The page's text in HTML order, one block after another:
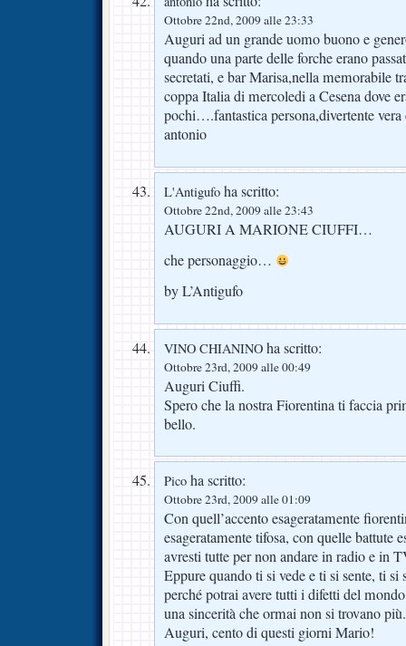
Ottobre 22nd, 2009 alle 23:33
Auguri ad un grande uomo buono e
quando una parte delle forche erano
secretati, e bar Marisa,nella memorabile
coppa Italia di mercoledi a Cesena dove
pochi….fantastica persona,divertente
antonio
L'Antigufo ha scritto:
Ottobre 22nd, 2009 alle 23:43
AUGURI A MARIONE CIUFFI…
che personaggio…
by L’Antigufo
VINO CHIANINO ha scritto:
Ottobre 23rd, 2009 alle 00:49
Auguri Ciuffi.
Spero che la nostra Fiorentina ti faccia
bello.
Pico ha scritto:
Ottobre 23rd, 2009 alle 01:09
Con quell’accento esageratamente
esageratamente tifosa, con quelle battute
avresti tutte per non andare in radio e in
Eppure quando ti si vede e ti si sente, ti si
perché potrai avere tutti i difetti del
una sincerità che ormai non si trovano più.
Auguri, cento di questi giorni Mario!